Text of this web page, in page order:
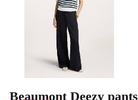
Beaumont Deezy pants